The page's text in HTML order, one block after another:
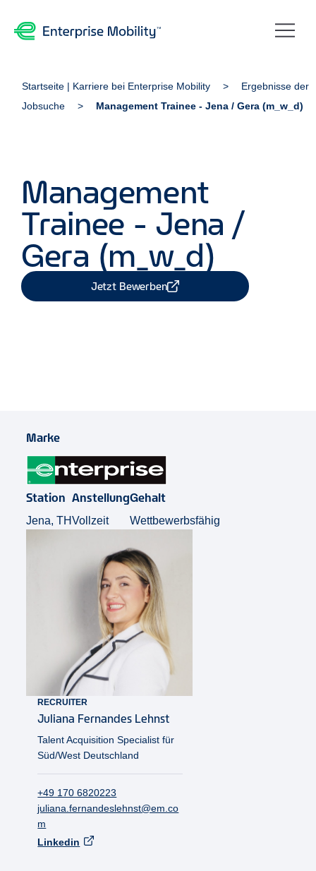
Startseite | Karriere bei Enterprise Mobility
Ergebnisse der
Jobsuche
Management Trainee - Jena / Gera (m_w_d)
Management
Trainee - Jena /
Gera (m_w_d)
Jetzt Bewerben
Marke
Station
Jena, TH
Anstellung
Vollzeit
Gehalt
Wettbewerbsfähig
RECRUITER
Juliana Fernandes Lehnst
Talent Acquisition Specialist für
Süd/West Deutschland
+49 170 6820223
juliana.fernandeslehnst@em.co
m
Linkedin